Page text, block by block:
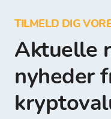
TILMELD DIG
Aktuelle
nyheder